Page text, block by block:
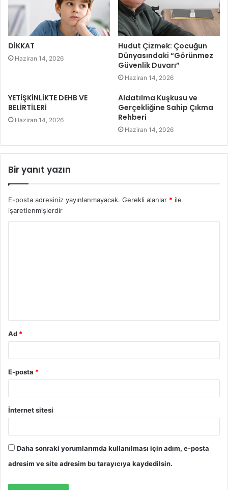
DİKKAT
Haziran 14, 2026
Hudut Çizmek: Çocuğun
Dünyasındaki “Görünmez
Güvenlik Duvarı”
Haziran 14, 2026
YETİŞKİNLİKTE DEHB VE
BELİRTİLERİ
Haziran 14, 2026
Aldatılma Kuşkusu ve
Gerçekliğine Sahip Çıkma
Rehberi
Haziran 14, 2026
Bir yanıt yazın
E-posta adresiniz yayınlanmayacak. Gerekli alanlar * ile
işaretlenmişlerdir
Ad *
E-posta *
İnternet sitesi
Daha sonraki yorumlarımda kullanılması için adım, e-posta
adresim ve site adresim bu tarayıcıya kaydedilsin.